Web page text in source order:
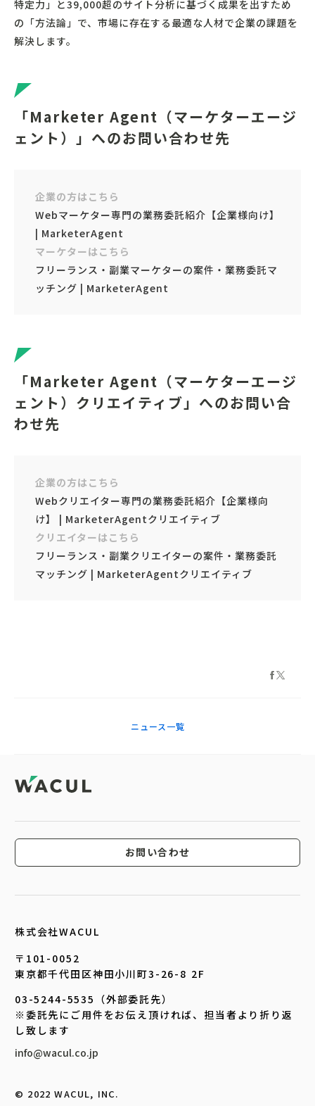
特定力」と39,000超のサイト分析に基づく成果を出すため
の「方法論」で、市場に存在する最適な人材で企業の課題を
解決します。
「Marketer Agent（マーケターエージ
ェント）」へのお問い合わせ先
企業の方はこちら
Webマーケター専門の業務委託紹介【企業様向け】
| MarketerAgent
マーケターはこちら
フリーランス・副業マーケターの案件・業務委託マ
ッチング | MarketerAgent
「Marketer Agent（マーケターエージ
ェント）クリエイティブ」へのお問い合
わせ先
企業の方はこちら
Webクリエイター専門の業務委託紹介【企業様向
け】 | MarketerAgentクリエイティブ
クリエイターはこちら
フリーランス・副業クリエイターの案件・業務委託
マッチング | MarketerAgentクリエイティブ
ニュース一覧
お問い合わせ
株式会社WACUL
〒101-0052
東京都千代田区神田小川町3-26-8 2F
03-5244-5535（外部委託先）
※委託先にご用件をお伝え頂ければ、担当者より折り返
し致します
info@wacul.co.jp
©︎ 2022 WACUL, INC.